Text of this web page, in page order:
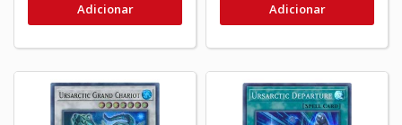
Adicionar Adicionar